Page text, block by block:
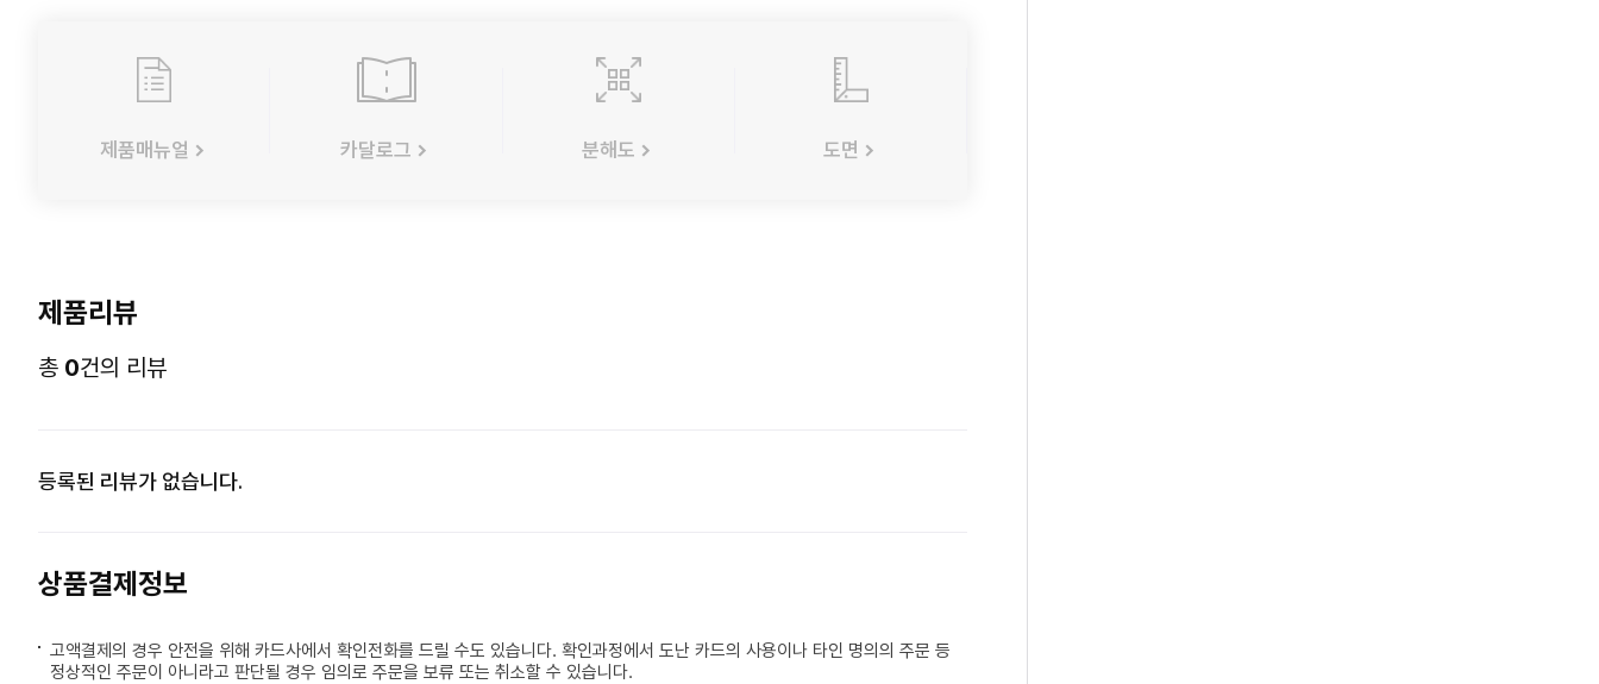
제품매뉴얼 카달로그 분해도 도면
제품리뷰
총 0건의 리뷰
등록된 리뷰가 없습니다.
상품결제정보
고액결제의 경우 안전을 위해 카드사에서 확인전화를 드릴 수도 있습니다. 확인과정에서 도난 카드의 사용이나 타인 명의의 주문 등
정상적인 주문이 아니라고 판단될 경우 임의로 주문을 보류 또는 취소할 수 있습니다.